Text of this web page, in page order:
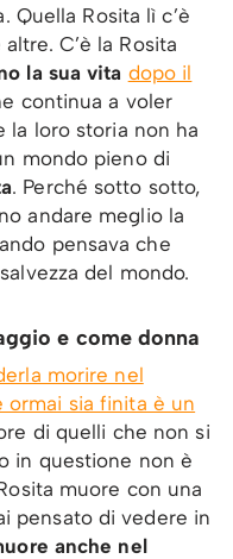
Quella Rosita lì c’è
C’è la Rosita
la sua vita dopo il
continua a voler
la loro storia non ha
mondo pieno di
. Perché sotto sotto,
andare meglio la
pensava che
del mondo.
e come donna
morire nel
ormai sia finita è un
di quelli che non si
in questione non è
muore con una
pensato di vedere in
anche nel